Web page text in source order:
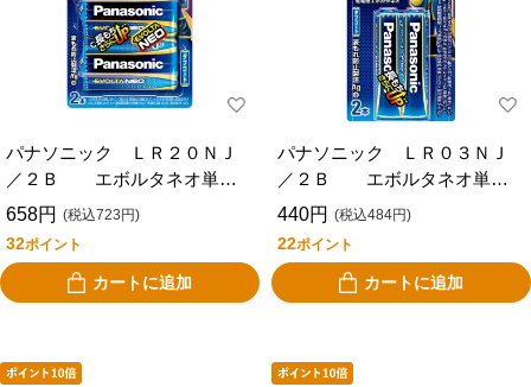
パナソニック ＬＲ２０ＮＪ
／２Ｂ エボルタネオ単１×
２Ｐ
658円 (税込723円)
32ポイント
カートに追加
パナソニック ＬＲ０３ＮＪ
／２Ｂ エボルタネオ単４×
２Ｐ
440円 (税込484円)
22ポイント
カートに追加